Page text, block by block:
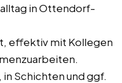
in Ottendorf-
effektiv mit Kollegen
Schichten und ggf.